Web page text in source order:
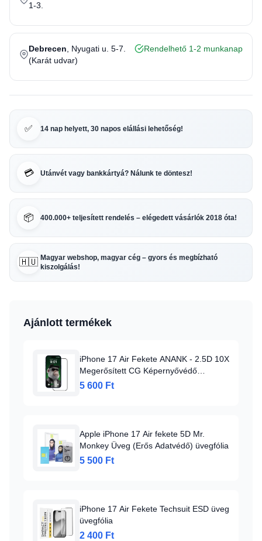
1-3.
Debrecen , Nyugati u. 5-7.
(Karát udvar)
Rendelhető 1-2 munkanap
✅ 14 nap helyett, 30 napos elállási lehetőség!
💳 Utánvét vagy bankkártyá? Nálunk te döntesz!
📦 400.000+ teljesített rendelés – elégedett vásárlók 2018 óta!
🇭🇺 Magyar webshop, magyar cég – gyors és megbízható
kiszolgálás!
Ajánlott termékek
iPhone 17 Air Fekete ANANK - 2.5D 10X
Megerősített CG Képernyővédő
üvegfólia
5 600 Ft
Apple iPhone 17 Air fekete 5D Mr.
Monkey Üveg (Erős Adatvédő) üvegfólia
5 500 Ft
iPhone 17 Air Fekete Techsuit ESD üveg
üvegfólia
2 400 Ft